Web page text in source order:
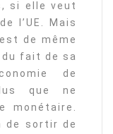
si elle veut
l’UE. Mais
de même
fait de sa
de
que ne
monétaire.
de sortir de